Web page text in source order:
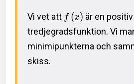
Vi vet att f (x) är en positiv
tredjegradsfunktion. Vi
minimipunkterna och
skiss.